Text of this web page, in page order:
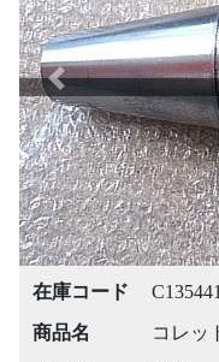
Previous
在庫コード
C135441
商品名
コレッ